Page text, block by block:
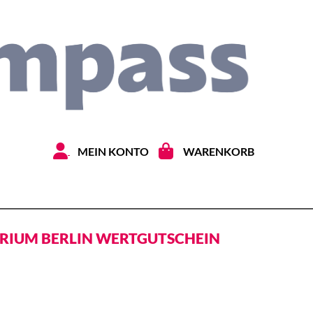
MEIN KONTO WARENKORB
BERLIN WERTGUTSCHEIN